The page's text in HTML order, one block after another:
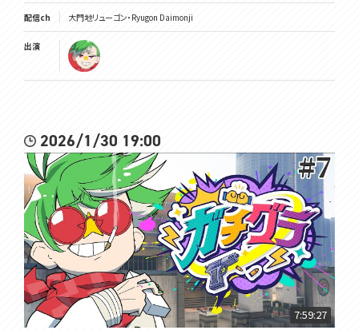
配信ch 大門地リューゴン・Ryugon Daimonji
出演
2026/1/30 19:00
7:59:27